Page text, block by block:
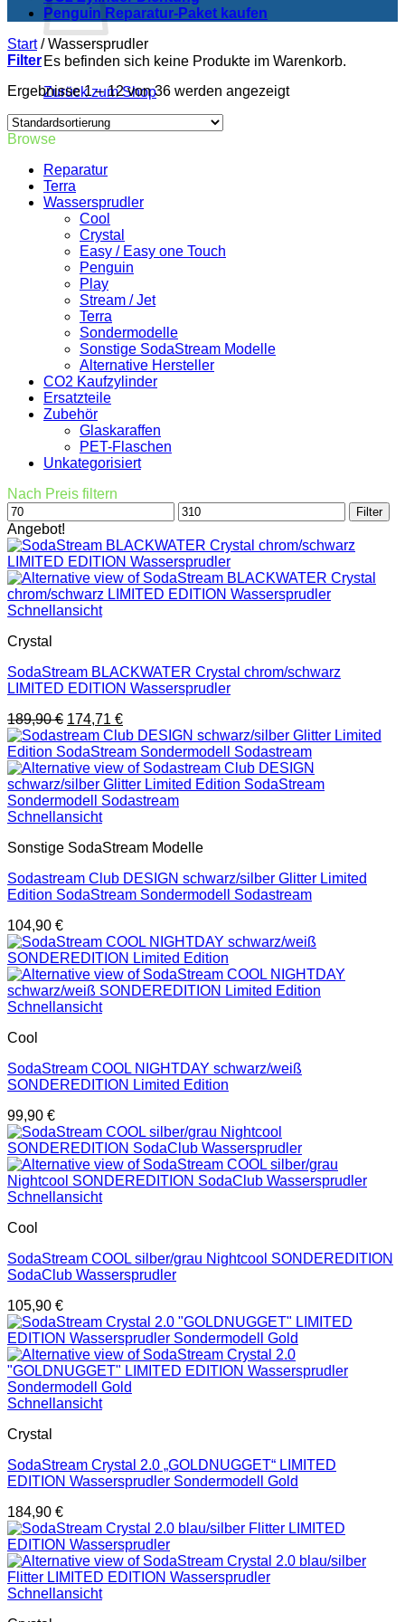
Es befinden sich keine Produkte im Warenkorb.
Zurück zum Shop
Penguin Reparatur-Paket kaufen
Start /Wassersprudler
Filter
Ergebnisse 1 – 12 von 36 werden angezeigt
Browse
Reparatur
Terra
Wassersprudler
Cool
Crystal
Easy / Easy one Touch
Penguin
Play
Stream / Jet
Terra
Sondermodelle
Sonstige SodaStream Modelle
Alternative Hersteller
CO2 Kaufzylinder
Ersatzteile
Zubehör
Glaskaraffen
PET-Flaschen
Unkategorisiert
Nach Preis filtern
Min.
Preis
Max.
Preis
Filter
Angebot!
Schnellansicht
Crystal
SodaStream BLACKWATER Crystal chrom/schwarz
LIMITED EDITION Wassersprudler
189,90€ Ursprünglicher
Preis
war:
189,90 €
174,71 €Aktueller
Preis
ist:
174,71 €.
Schnellansicht
Sonstige SodaStream Modelle
Sodastream Club DESIGN schwarz/silber Glitter Limited
Edition SodaStream Sondermodell Sodastream
104,90 €
Schnellansicht
Cool
SodaStream COOL NIGHTDAY schwarz/weiß
SONDEREDITION Limited Edition
99,90 €
Schnellansicht
Cool
SodaStream COOL silber/grau Nightcool SONDEREDITION
SodaClub Wassersprudler
105,90 €
Schnellansicht
Crystal
SodaStream Crystal 2.0 „GOLDNUGGET“ LIMITED
EDITION Wassersprudler Sondermodell Gold
184,90 €
Schnellansicht